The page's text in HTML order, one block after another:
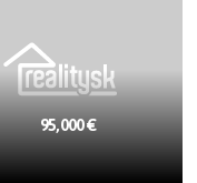
95,000 €